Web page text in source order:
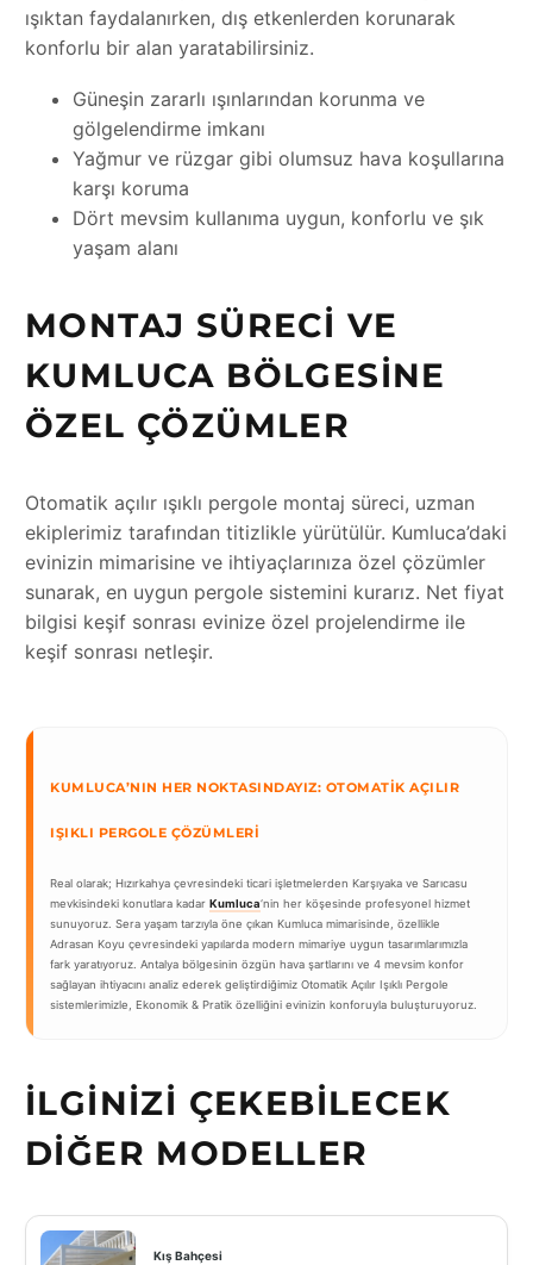
ışıktan faydalanırken, dış etkenlerden korunarak
konforlu bir alan yaratabilirsiniz.
Güneşin zararlı ışınlarından korunma ve
gölgelendirme imkanı
Yağmur ve rüzgar gibi olumsuz hava koşullarına
karşı koruma
Dört mevsim kullanıma uygun, konforlu ve şık
yaşam alanı
MONTAJ SÜRECI VE
KUMLUCA BÖLGESINE
ÖZEL ÇÖZÜMLER
Otomatik açılır ışıklı pergole montaj süreci, uzman
ekiplerimiz tarafından titizlikle yürütülür. Kumluca’daki
evinizin mimarisine ve ihtiyaçlarınıza özel çözümler
sunarak, en uygun pergole sistemini kurarız. Net fiyat
bilgisi keşif sonrası evinize özel projelendirme ile
keşif sonrası netleşir.
KUMLUCA’NIN HER NOKTASINDAYIZ: OTOMATIK AÇILIR
IŞIKLI PERGOLE ÇÖZÜMLERI
Real olarak; Hızırkahya çevresindeki ticari işletmelerden Karşıyaka ve Sarıcasu
mevkisindeki konutlara kadar Kumluca‘nin her köşesinde profesyonel hizmet
sunuyoruz. Sera yaşam tarzıyla öne çıkan Kumluca mimarisinde, özellikle
Adrasan Koyu çevresindeki yapılarda modern mimariye uygun tasarımlarımızla
fark yaratıyoruz. Antalya bölgesinin özgün hava şartlarını ve 4 mevsim konfor
sağlayan ihtiyacını analiz ederek geliştirdiğimiz Otomatik Açılır Işıklı Pergole
sistemlerimizle, Ekonomik & Pratik özelliğini evinizin konforuyla buluşturuyoruz.
İLGINIZI ÇEKEBILECEK
DIĞER MODELLER
Kış Bahçesi